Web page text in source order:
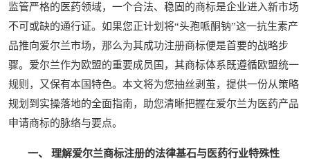
监管严格的医药领域，一个合法、稳固的商标是企业进入新市场
不可或缺的通行证。如果您正计划将“头孢哌酮钠”这一抗生素产
品推向爱尔兰市场，那么为其成功注册商标便是首要的战略步
骤。爱尔兰作为欧盟的重要成员国，其商标体系既遵循欧盟统一
规则，又保有本国特色。本文将为您抽丝剥茧，提供一份从策略
规划到实操落地的全面指南，助您清晰把握在爱尔兰为医药产品
申请商标的脉络与要点。
一、 理解爱尔兰商标注册的法律基石与医药行业特殊性